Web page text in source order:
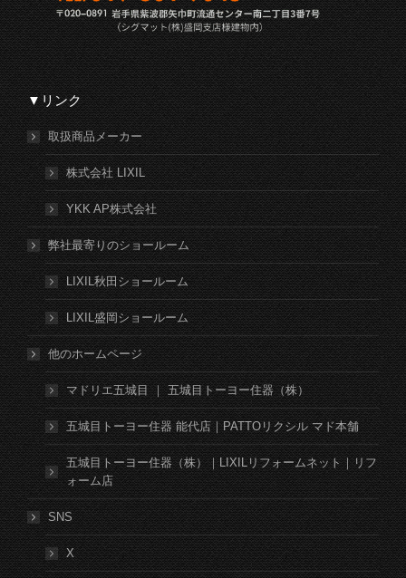
▼リンク
取扱商品メーカー
株式会社 LIXIL
YKK AP株式会社
弊社最寄りのショールーム
LIXIL秋田ショールーム
LIXIL盛岡ショールーム
他のホームページ
マドリエ五城目 ｜ 五城目トーヨー住器（株）
五城目トーヨー住器 能代店｜PATTOリクシル マド本舗
五城目トーヨー住器（株）｜LIXILリフォームネット｜リフ
ォーム店
SNS
X